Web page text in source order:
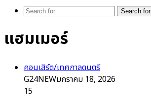
Search for
แฮมเมอร์
คอนเสิร์ต/เทศกาลดนตรี
G24NEWมกราคม 18, 2026
15